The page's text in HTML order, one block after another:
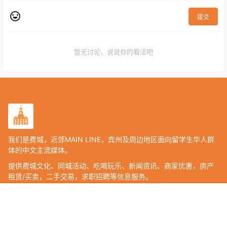
提交
暂无讨论，说说你的看法吧
我们是费城，近郊MAIN LINE，宾州及周边地区面向留学生华人群
体的中文主流媒体。
提供费城文化、同城活动、吃喝玩乐、新闻资讯、商家优惠，房产
租赁/买卖，二手交易，求职招聘等信息服务。